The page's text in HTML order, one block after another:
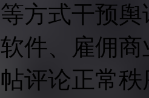
方式干预
件、雇佣
评论正常